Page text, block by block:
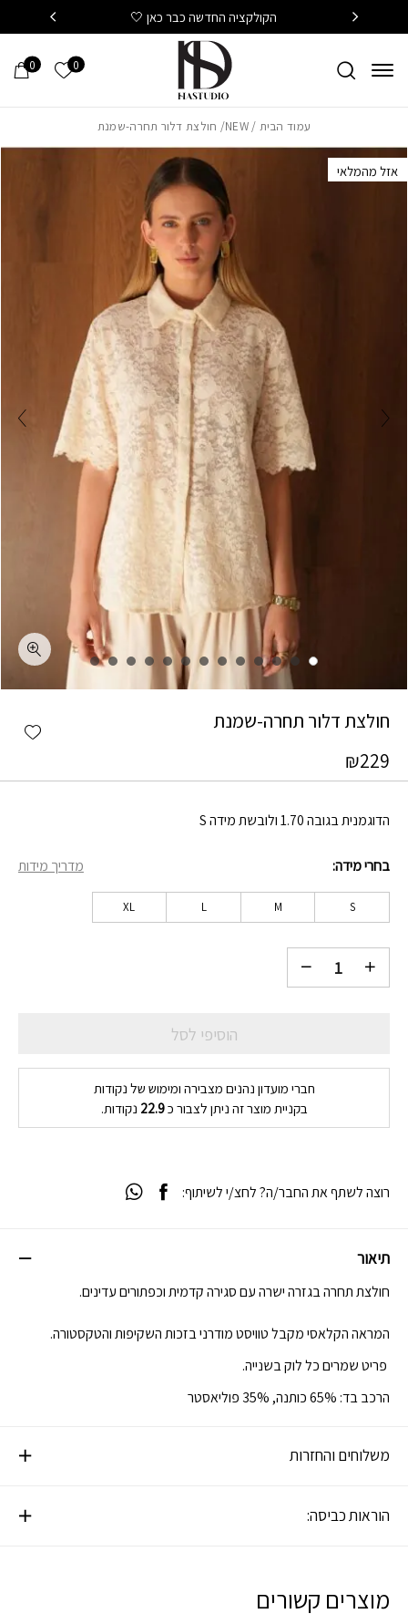
Skip to Content הקולקציה החדשה כבר כאן 🤍
0 הרשימה
0
עמוד הבית /
NEW/ חולצת דלור תחרה-שמנת
חולצת דלור תחרה-שמנת
₪229
הדוגמנית בגובה 1.70 ולובשת מידה S
בחרי מידה מדריך מידות
S
M
L
XL
הוסיפי לסל
חברי מועדון נהנים מצבירה ומימוש של נקודות
בקניית מוצר זה ניתן לצבור כ22.9 נקודות.
תיאור
חולצת תחרה בגזרה ישרה עם סגירה קדמית וכפתורים עדינים.
המראה הקלאסי מקבל טוויסט מודרני בזכות השקיפות והטקסטורה.
פריט שמרים כל לוק בשנייה.
הרכב בד: 65% כותנה, 35% פוליאסטר
משלוחים והחזרות
הוראות כביסה:
רוצה לשתף את החבר/ה? לחצ/י לשיתוף:
אזל מהמלאי
מוצרים קשורים
בחזרה למעלה